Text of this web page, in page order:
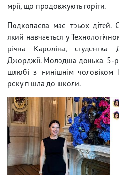
мрії, що продовжують горіти.
Подкопаєва має трьох дітей.
який навчається у
річна Кароліна, студентка
Джорджії. Молодша донька, 5-
шлюбі з нинішнім чоловіком
року пішла до школи.